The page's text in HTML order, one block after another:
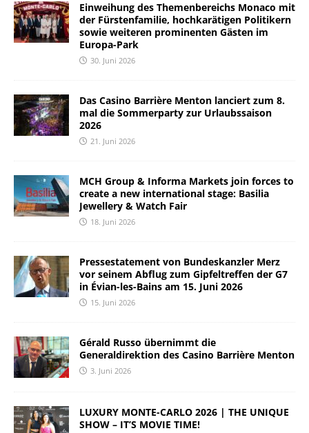
Einweihung des Themenbereichs Monaco mit
der Fürstenfamilie, hochkarätigen Politikern
sowie weiteren prominenten Gästen im
Europa-Park
30. Juni 2026
Das Casino Barrière Menton lanciert zum 8.
mal die Sommerparty zur Urlaubssaison
2026
21. Juni 2026
MCH Group & Informa Markets join forces to
create a new international stage: Basilia
Jewellery & Watch Fair
18. Juni 2026
Pressestatement von Bundeskanzler Merz
vor seinem Abflug zum Gipfeltreffen der G7
in Évian-les-Bains am 15. Juni 2026
15. Juni 2026
Gérald Russo übernimmt die
Generaldirektion des Casino Barrière Menton
3. Juni 2026
LUXURY MONTE-CARLO 2026 | THE UNIQUE
SHOW – IT’S MOVIE TIME!